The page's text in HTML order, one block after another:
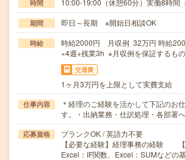
時間 10:00-19:00（休憩60分）実働8時間
期間 即日～長期 ※開始日相談OK
時給
時給2000円 月収例 32万円 時給
×4週+残業3h ※月収例を保証するもの
交通費
1ヶ月3万円を上限として実費支給
仕事内容
＊経理のご経験を活かして下記のお
す。・出納業務・仕訳処理・各部署
応募資格
ブランクOK / 英語力不要
【必要な経験】経理事務の経験 【
Excel：IF関数、Excel：SUMなどの